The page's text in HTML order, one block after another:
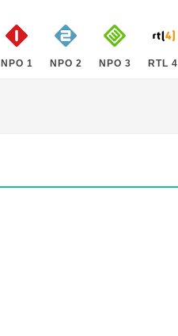
NPO 1 NPO 2 NPO 3 RTL 4